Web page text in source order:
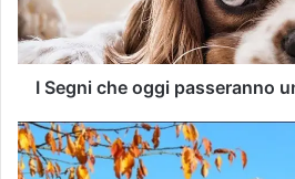
I Segni che oggi passeranno